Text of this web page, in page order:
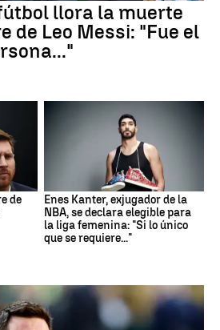
llora la muerte
de Leo Messi: "Fue el
de
Enes Kanter, exjugador de la
NBA, se declara elegible para
la liga femenina: "Si lo único
que se requiere..."